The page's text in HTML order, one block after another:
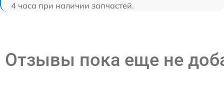
4 часа при наличии запчастей.
Отзывы пока еще не